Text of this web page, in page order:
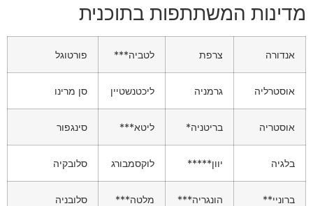
מדינות המשתתפות בתוכנית
אנדורה צרפת לטביה*** פורטוגל
אוסטרליה גרמניה ליכטנשטיין סן מרינו
אוסטריה בריטניה* ליטא*** סינגפור
בלגיה יוון***** לוקסמבורג סלובקיה
ברוניי** הונגריה*** מלטה*** סלובניה